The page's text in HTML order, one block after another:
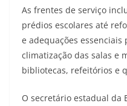
As frentes de serviço
prédios escolares até
e adequações
climatização das salas e
bibliotecas, refeitórios e
O secretário estadual da